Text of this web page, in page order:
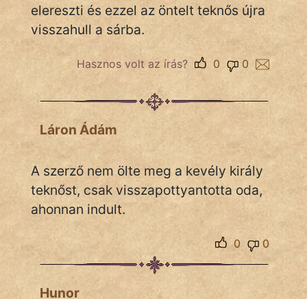
Tanmese
IRODALOM
SZÓLÁS
És
KÖZMONDÁS
ZENE
FILM
elereszti és ezzel az öntelt teknős újra
visszahull a sárba.
Hasznos volt az írás? 0
0
Láron Ádám
A szerző nem ölte meg a kevély király
teknőst, csak visszapottyantotta oda,
ahonnan indult.
0
0
Hunor